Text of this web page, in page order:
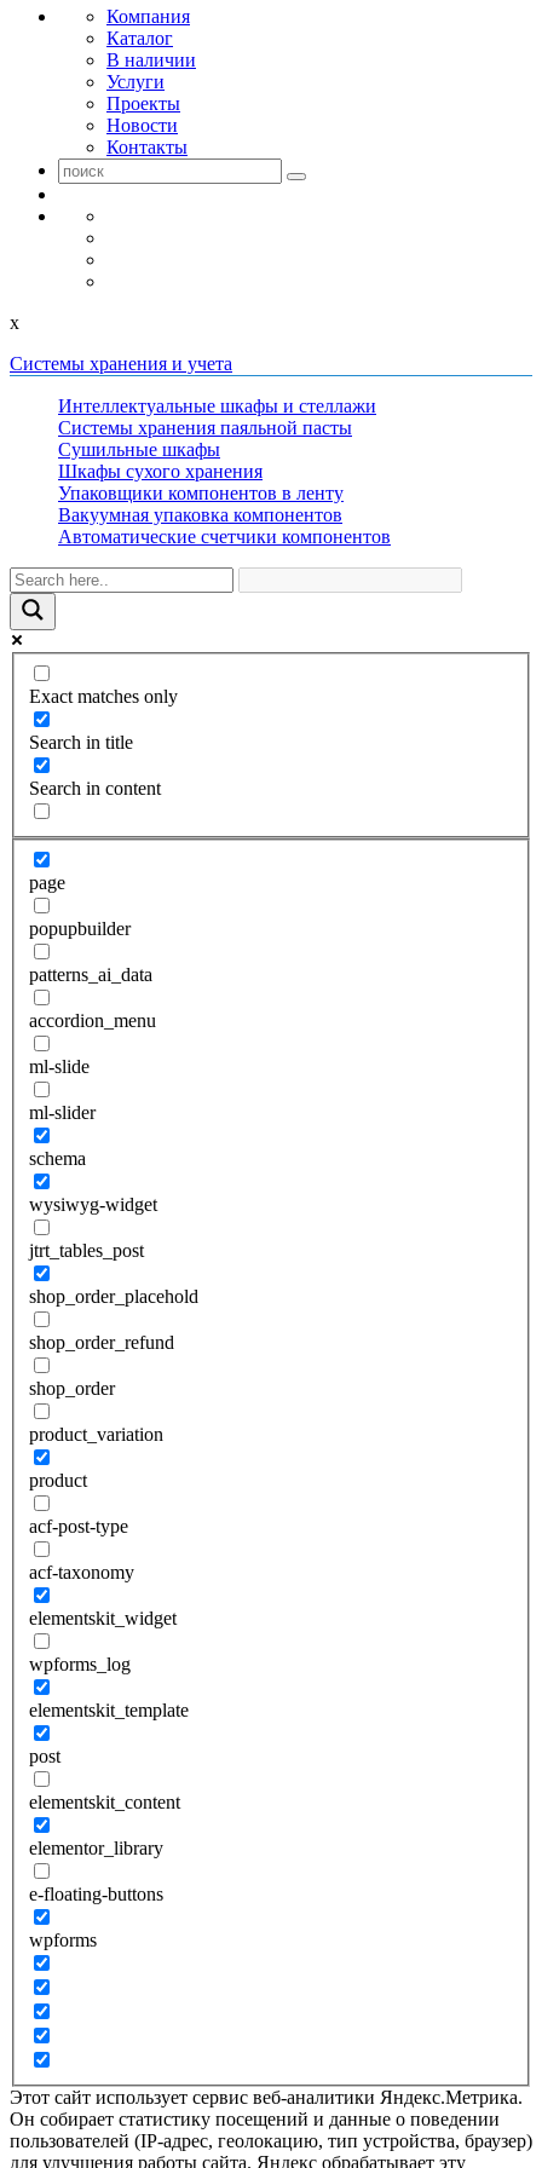
Компания
Каталог
В наличии
Услуги
Проекты
Новости
Контакты
x
Системы хранения и учета
Интеллектуальные шкафы и стеллажи
Системы хранения паяльной пасты
Сушильные шкафы
Шкафы сухого хранения
Упаковщики компонентов в ленту
Вакуумная упаковка компонентов
Автоматические счетчики компонентов
Exact matches only
Search in title
Search in content
page
popupbuilder
patterns_ai_data
accordion_menu
ml-slide
ml-slider
schema
wysiwyg-widget
jtrt_tables_post
shop_order_placehold
shop_order_refund
shop_order
product_variation
product
acf-post-type
acf-taxonomy
elementskit_widget
wpforms_log
elementskit_template
post
elementskit_content
elementor_library
e-floating-buttons
wpforms
Этот сайт использует сервис веб-аналитики Яндекс.Метрика.
Он собирает статистику посещений и данные о поведении
пользователей (IP-адрес, геолокацию, тип устройства, браузер)
для улучшения работы сайта. Яндекс обрабатывает эту